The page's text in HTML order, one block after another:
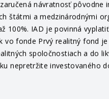
návratnosť
štátmi a medzinárodnými
IAD je povinná
fonde Prvý realitný
spoločnostiach a do